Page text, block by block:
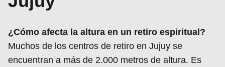
¿Cómo afecta la altura en un retiro espiritual?
Muchos de los centros de retiro en Jujuy se
encuentran a más de 2.000 metros de altura. Es